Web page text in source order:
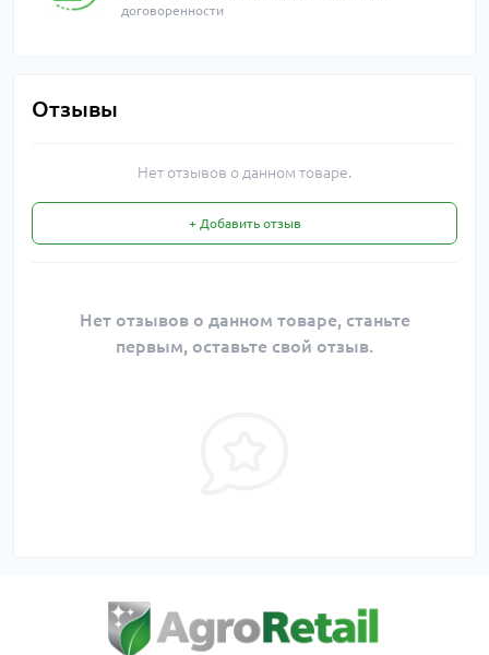
договоренности
Отзывы
Нет отзывов о данном товаре.
+ Добавить отзыв
Нет отзывов о данном товаре, станьте
первым, оставьте свой отзыв.